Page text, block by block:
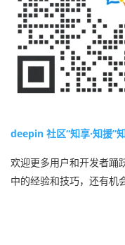
deepin 社区“知享·知援”
欢迎更多用户和开发者踊
中的经验和技巧，还有机